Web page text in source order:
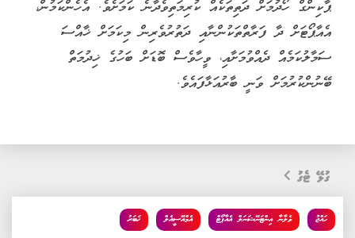
ޕާކިންގް ހޯދުމަށް ދަތިތަކެއް ކުރިމަތިވެދާނެ ކަމަށެވެ. އެހެންކަމުން،
އެއާޕޯޓަށް ދާ ފަރާތްތަކުންނާއި ދަތުރުވެރިން މިކަމަށް ޚާއްސަ
ސަމާލުކަމެއް ދެއްވުމަށާއި، ވީހާވެސް ބޮޑަށް ބަހުގެ ޚިދުމަތް
ބޭނުންކުރުމަށް ވަނީ ބާރުއަޅާފައެވެ.
ގުޅޭ ޓެގު
ޚަބަރު އެމްއޭސީއެލް ވެލާނާ އިންޓަނޭޝަނަލް އެއާޕޯޓް ހައްޖު